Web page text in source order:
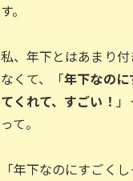
す。
私、年下とはあまり
なくて、「年下なのに
てくれて、すごい！
って。
「年下なのにすごく